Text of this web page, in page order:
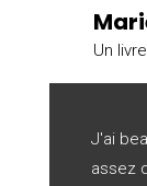
Un
J'ai
assez